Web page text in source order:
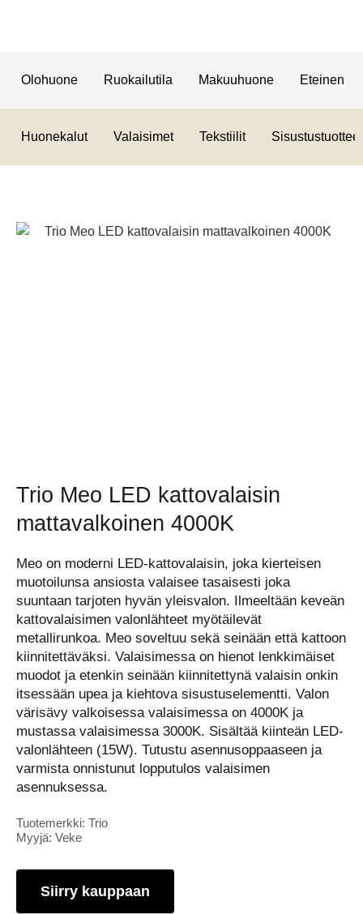
Olohuone Ruokailutila Makuuhuone Eteinen
Huonekalut Valaisimet Tekstiilit Sisustustuotteet
Trio Meo LED kattovalaisin
mattavalkoinen 4000K
Meo on moderni LED-kattovalaisin, joka kierteisen
muotoilunsa ansiosta valaisee tasaisesti joka
suuntaan tarjoten hyvän yleisvalon. Ilmeeltään keveän
kattovalaisimen valonlähteet myötäilevät
metallirunkoa. Meo soveltuu sekä seinään että kattoon
kiinnitettäväksi. Valaisimessa on hienot lenkkimäiset
muodot ja etenkin seinään kiinnitettynä valaisin onkin
itsessään upea ja kiehtova sisustuselementti. Valon
värisävy valkoisessa valaisimessa on 4000K ja
mustassa valaisimessa 3000K. Sisältää kiinteän LED-
valonlähteen (15W). Tutustu asennusoppaaseen ja
varmista onnistunut lopputulos valaisimen
asennuksessa.
Tuotemerkki: Trio
Myyjä: Veke
Siirry kauppaan